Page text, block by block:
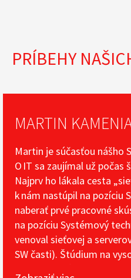
PRÍBEHY
MARTIN
Martin je súčasťou nášho
O IT sa zaujímal už
Najprv ho lákala cesta
k nám nastúpil na pozíciu
naberať prvé pracovné
na pozíciu Systémový
venoval sieťovej a
SW časti). Štúdium na